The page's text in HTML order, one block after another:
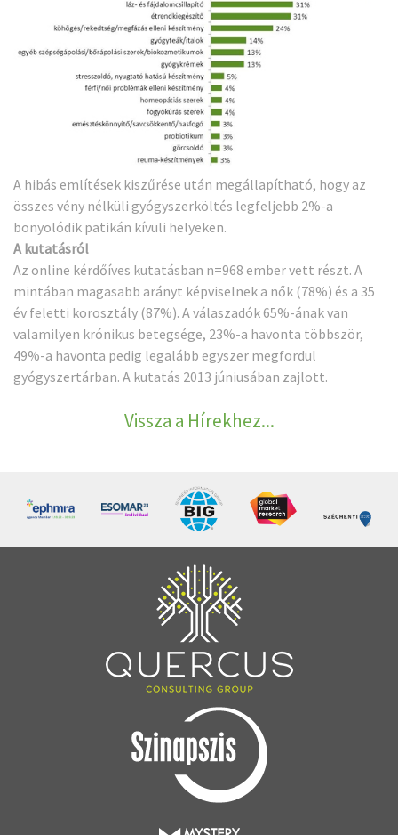
A hibás említések kiszűrése után megállapítható, hogy az
összes vény nélküli gyógyszerköltés legfeljebb 2%-a
bonyolódik patikán kívüli helyeken.
A kutatásról
Az online kérdőíves kutatásban n=968 ember vett részt. A
mintában magasabb arányt képviselnek a nők (78%) és a 35
év feletti korosztály (87%). A válaszadók 65%-ának van
valamilyen krónikus betegsége, 23%-a havonta többször,
49%-a havonta pedig legalább egyszer megfordul
gyógyszertárban. A kutatás 2013 júniusában zajlott.
Vissza a Hírekhez...